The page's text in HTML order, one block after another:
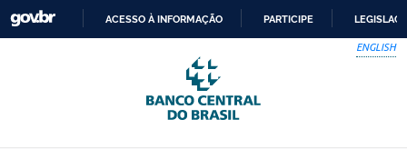
Skip to main content
PARA
O
CONTEÚDO
ACESSO À INFORMAÇÃO PARTICIPE
ENGLISH